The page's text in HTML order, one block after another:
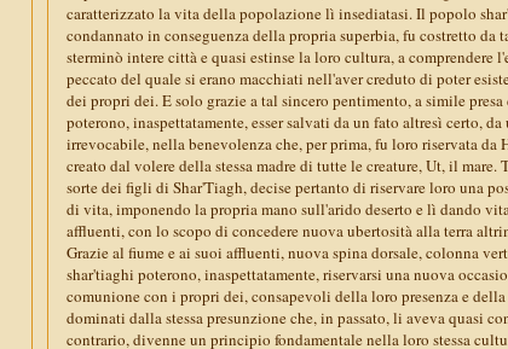
caratterizzato la vita della popolazione lì insediatasi. Il popolo
condannato in conseguenza della propria superbia, fu costretto da
sterminò intere città e quasi estinse la loro cultura, a comprendere
peccato del quale si erano macchiati nell'aver creduto di poter
dei propri dei. E solo grazie a tal sincero pentimento, a simile
poterono, inaspettatamente, esser salvati da un fato altresì certo, da
irrevocabile, nella benevolenza che, per prima, fu loro riservata
creato dal volere della stessa madre di tutte le creature, Ut, il mare.
sorte dei figli di Shar'Tiagh, decise pertanto di riservare loro una
di vita, imponendo la propria mano sull'arido deserto e lì dando
affluenti, con lo scopo di concedere nuova ubertosità alla terra
Grazie al fiume e ai suoi affluenti, nuova spina dorsale, colonna
shar'tiaghi poterono, inaspettatamente, riservarsi una nuova
comunione con i propri dei, consapevoli della loro presenza e
dominati dalla stessa presunzione che, in passato, li aveva quasi
contrario, divenne un principio fondamentale nella loro stessa